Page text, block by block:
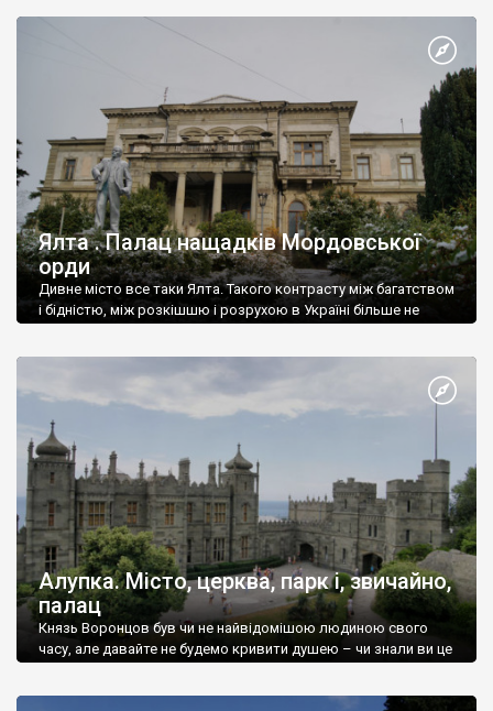
Ялта . Палац нащадків Мордовської
орди
Дивне місто все таки Ялта. Такого контрасту між багатством
і бідністю, між розкішшю і розрухою в Україні більше не
Алупка. Місто, церква, парк і, звичайно,
палац
Князь Воронцов був чи не найвідомішою людиною свого
часу, але давайте не будемо кривити душею – чи знали ви це